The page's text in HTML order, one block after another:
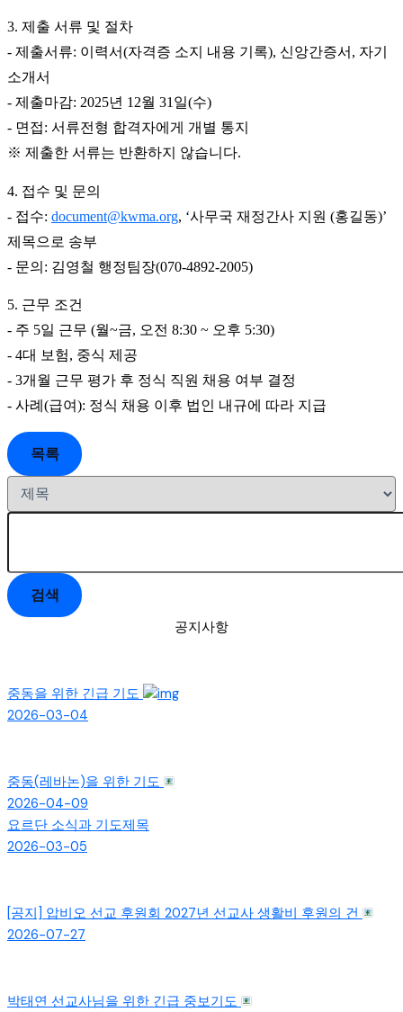
3. 제출 서류 및 절차
- 제출서류: 이력서(자격증 소지 내용 기록), 신앙간증서 , 자기
소개서
- 제출마감: 2025년 12월 31 일(수)
- 면접: 서류전형 합격자에게 개별 통지
※ 제출한 서류는 반환하지 않습니다.
4. 접수 및 문의
- 접수: document@kwma.org, ‘사무국 재정간사 지원 (홍길동)’
제목으로 송부
- 문의 : 김영철 행정팀장(070-4892-2005)
5. 근무 조건
- 주 5일 근무 (월~금, 오전 8:30 ~ 오후 5:30)
- 4대 보험, 중식 제공
- 3개월 근무 평가 후 정식 직원 채용 여부 결정
- 사례 (급여): 정식 채용 이후 법인 내규에 따라 지급
목록
검색
공지사항
중동을 위한 긴급 기도
2026-03-04
중동(레바논)을 위한 기도
2026-04-09
요르단 소식과 기도제목
2026-03-05
[공지] 압비오 선교 후원회 2027년 선교사 생활비 후원의 건
2026-07-27
박태연 선교사님을 위한 긴급 중보기도